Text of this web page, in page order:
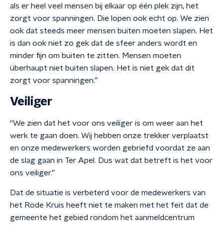
als er heel veel mensen bij elkaar op één plek zijn, het
zorgt voor spanningen. Die lopen ook echt op. We zien
ook dat steeds meer mensen buiten moeten slapen. Het
is dan ook niet zo gek dat de sfeer anders wordt en
minder fijn om buiten te zitten. Mensen moeten
überhaupt niet buiten slapen. Het is niet gek dat dit
zorgt voor spanningen.”
Veiliger
“We zien dat het voor ons veiliger is om weer aan het
werk te gaan doen. Wij hebben onze trekker verplaatst
en onze medewerkers worden gebriefd voordat ze aan
de slag gaan in Ter Apel. Dus wat dat betreft is het voor
ons veiliger.”
Dat de situatie is verbeterd voor de medewerkers van
het Rode Kruis heeft niet te maken met het feit dat de
gemeente het gebied rondom het aanmeldcentrum